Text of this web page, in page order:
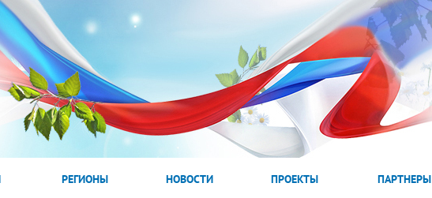
РЕГИОНЫ НОВОСТИ ПРОЕКТЫ ПАРТНЕРЫ